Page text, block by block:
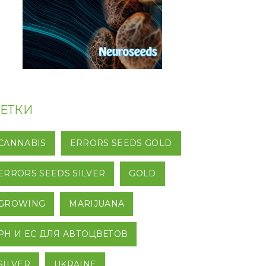
ERRORS SEEDS GOLD
SEEDS SILVER GOLD
MARIJUANA
И EC ДЛЯ АВТОЦВЕТОВ